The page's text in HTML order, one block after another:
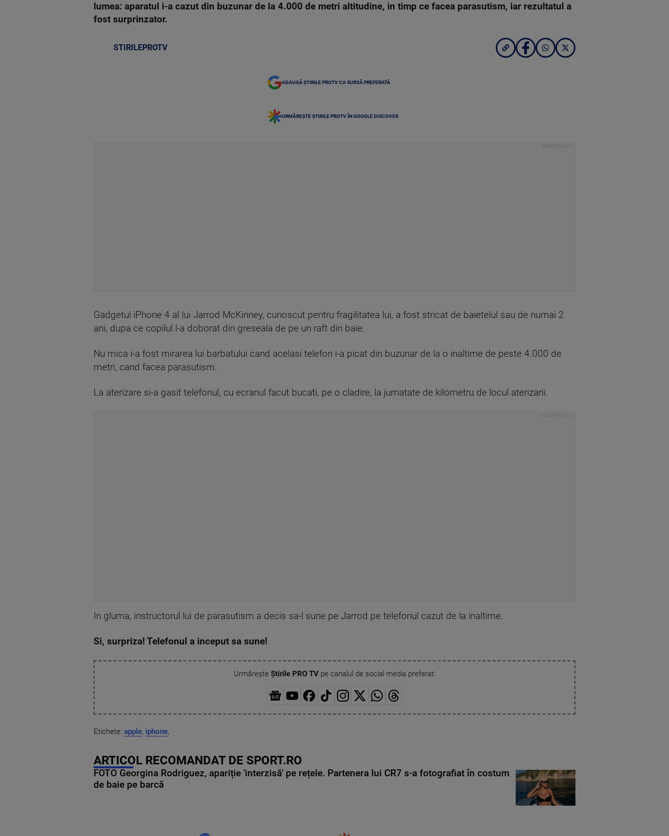
lumea: aparatul i-a cazut din buzunar de la 4.000 de metri altitudine, in timp ce facea parasutism, iar rezultatul a
fost surprinzator.
STIRILEPROTV
ADAUGĂ ȘTIRILE PROTV CA SURSĂ PREFERATĂ
URMĂREȘTE ȘTIRILE PROTV ÎN GOOGLE DISCOVER
Gadgetul iPhone 4 al lui Jarrod McKinney, cunoscut pentru fragilitatea lui, a fost stricat de baietelul sau de numai 2
ani, dupa ce copilul l-a doborat din greseala de pe un raft din baie.
Nu mica i-a fost mirarea lui barbatului cand acelasi telefon i-a picat din buzunar de la o inaltime de peste 4.000 de
metri, cand facea parasutism.
La aterizare si-a gasit telefonul, cu ecranul facut bucati, pe o cladire, la jumatate de kilometru de locul aterizarii.
In gluma, instructorul lui de parasutism a decis sa-l sune pe Jarrod pe telefonul cazut de la inaltime.
Si, surpriza! Telefonul a inceput sa sune!
Urmărește Știrile PRO TVpe canalul de social media preferat:
Etichete: apple, iphone,
ARTICOL RECOMANDAT DE SPORT.RO
FOTO Georgina Rodriguez, apariție 'interzisă' pe rețele. Partenera lui CR7 s-a fotografiat în costum
de baie pe barcă